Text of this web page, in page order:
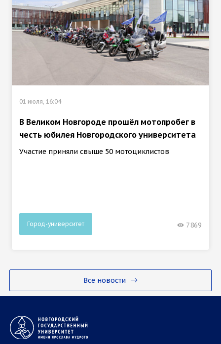
Все новости
01 июля, 16:04
В Великом Новгороде прошёл мотопробег в
честь юбилея Новгородского университета
Участие приняли свыше 50 мотоциклистов
Город-университет 7869